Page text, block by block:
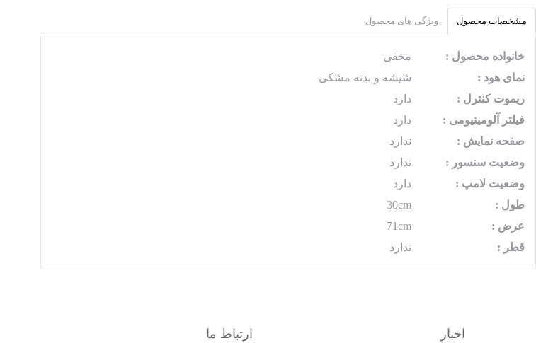
مشخصات محصول ویژگی های محصول
خانواده محصول :
مخفی
نمای هود :
شیشه و بدنه مشکی
ریموت کنترل :
دارد
فیلتر آلومینیومی :
دارد
صفحه نمایش :
ندارد
وضعیت سنسور :
ندارد
وضعیت لامپ :
دارد
طول :
30cm
عرض :
71cm
قطر :
ندارد
اخبار ارتباط ما